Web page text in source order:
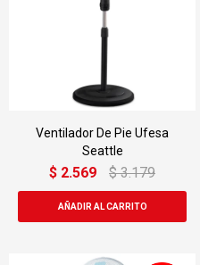
Ventilador De Pie Ufesa
Seattle
$ 2.569 $ 3.179